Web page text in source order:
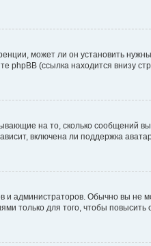
может ли он установить
phpBB (ссылка находится внизу
на то, сколько сообщений
включена ли поддержка
и администраторов. Обычно вы не
только для того, чтобы повысить